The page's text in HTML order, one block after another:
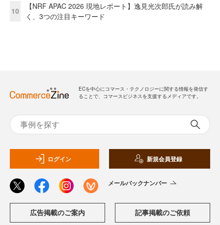
10
【NRF APAC 2026 現地レポート】逸見光次郎氏が読み解
く、3つの注目キーワード
ECを中心にコマース・テクノロジーに関する情報を発信す
ることで、コマースビジネスを支援するメディアです。
ログイン 新規会員登録
メールバックナンバー
広告掲載のご案内 記事掲載のご依頼